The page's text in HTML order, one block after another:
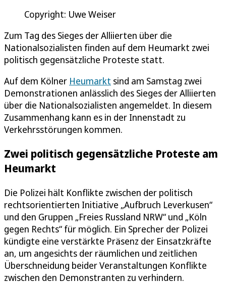
Copyright: Uwe Weiser
Zum Tag des Sieges der Alliierten über die
Nationalsozialisten finden auf dem Heumarkt zwei
politisch gegensätzliche Proteste statt.
Auf dem Kölner Heumarkt sind am Samstag zwei
Demonstrationen anlässlich des Sieges der Alliierten
über die Nationalsozialisten angemeldet. In diesem
Zusammenhang kann es in der Innenstadt zu
Verkehrsstörungen kommen.
Zwei politisch gegensätzliche Proteste am
Heumarkt
Die Polizei hält Konflikte zwischen der politisch
rechtsorientierten Initiative „Aufbruch Leverkusen“
und den Gruppen „Freies Russland NRW“ und „Köln
gegen Rechts“ für möglich. Ein Sprecher der Polizei
kündigte eine verstärkte Präsenz der Einsatzkräfte
an, um angesichts der räumlichen und zeitlichen
Überschneidung beider Veranstaltungen Konflikte
zwischen den Demonstranten zu verhindern.